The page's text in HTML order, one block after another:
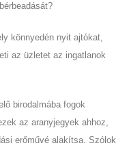
könnyedén nyit ajtókat,
az üzletet az ingatlanok
birodalmába fogok
az aranyjegyek ahhoz,
erőművé alakítsa. Szólok